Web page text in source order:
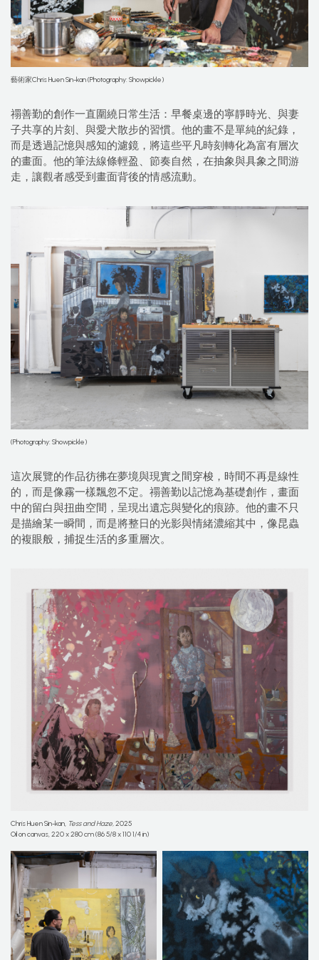
藝術家Chris Huen Sin-kan (Photography: Showpickle)
禤善勤的創作一直圍繞日常生活：早餐桌邊的寧靜時光、與妻
子共享的片刻、與愛犬散步的習慣。他的畫不是單純的紀錄，
而是透過記憶與感知的濾鏡，將這些平凡時刻轉化為富有層次
的畫面。他的筆法線條輕盈、節奏自然，在抽象與具象之間游
走，讓觀者感受到畫面背後的情感流動。
(Photography: Showpickle)
這次展覽的作品彷彿在夢境與現實之間穿梭，時間不再是線性
的，而是像霧一樣飄忽不定。禤善勤以記憶為基礎創作，畫面
中的留白與扭曲空間，呈現出遺忘與變化的痕跡。他的畫不只
是描繪某一瞬間，而是將整日的光影與情緒濃縮其中，像昆蟲
的複眼般，捕捉生活的多重層次。
Chris Huen Sin-kan, Tess and Haze,2025
Oil on canvas, 220 x 280 cm (86 5/8 x 110 1/4 in)